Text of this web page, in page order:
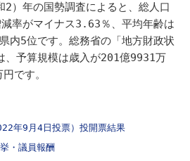
）年の国勢調査によると、総人口
率がマイナス3.63％、平均年齢は
内5位です。総務省の「地方財政状
、予算規模は歳入が201億9931万
です。
年9月4日投票）投開票結果
・議員報酬